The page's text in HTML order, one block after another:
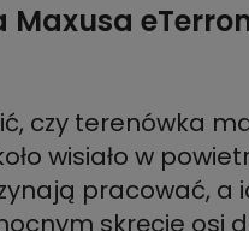
czy terenówka
wisiało w
pracować, a
skręcie osi